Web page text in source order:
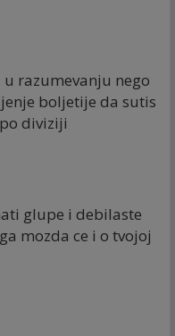
razumevanju nego
boljetije da sutis
diviziji
glupe i debilaste
mozda ce i o tvojoj